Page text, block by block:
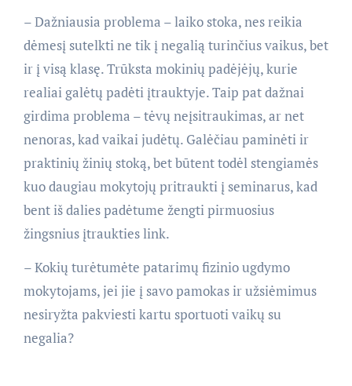
– Dažniausia problema – laiko stoka, nes reikia
dėmesį sutelkti ne tik į negalią turinčius vaikus, bet
ir į visą klasę. Trūksta mokinių padėjėjų, kurie
realiai galėtų padėti įtrauktyje. Taip pat dažnai
girdima problema – tėvų neįsitraukimas, ar net
nenoras, kad vaikai judėtų. Galėčiau paminėti ir
praktinių žinių stoką, bet būtent todėl stengiamės
kuo daugiau mokytojų pritraukti į seminarus, kad
bent iš dalies padėtume žengti pirmuosius
žingsnius įtraukties link.
– Kokių turėtumėte patarimų fizinio ugdymo
mokytojams, jei jie į savo pamokas ir užsiėmimus
nesiryžta pakviesti kartu sportuoti vaikų su
negalia?